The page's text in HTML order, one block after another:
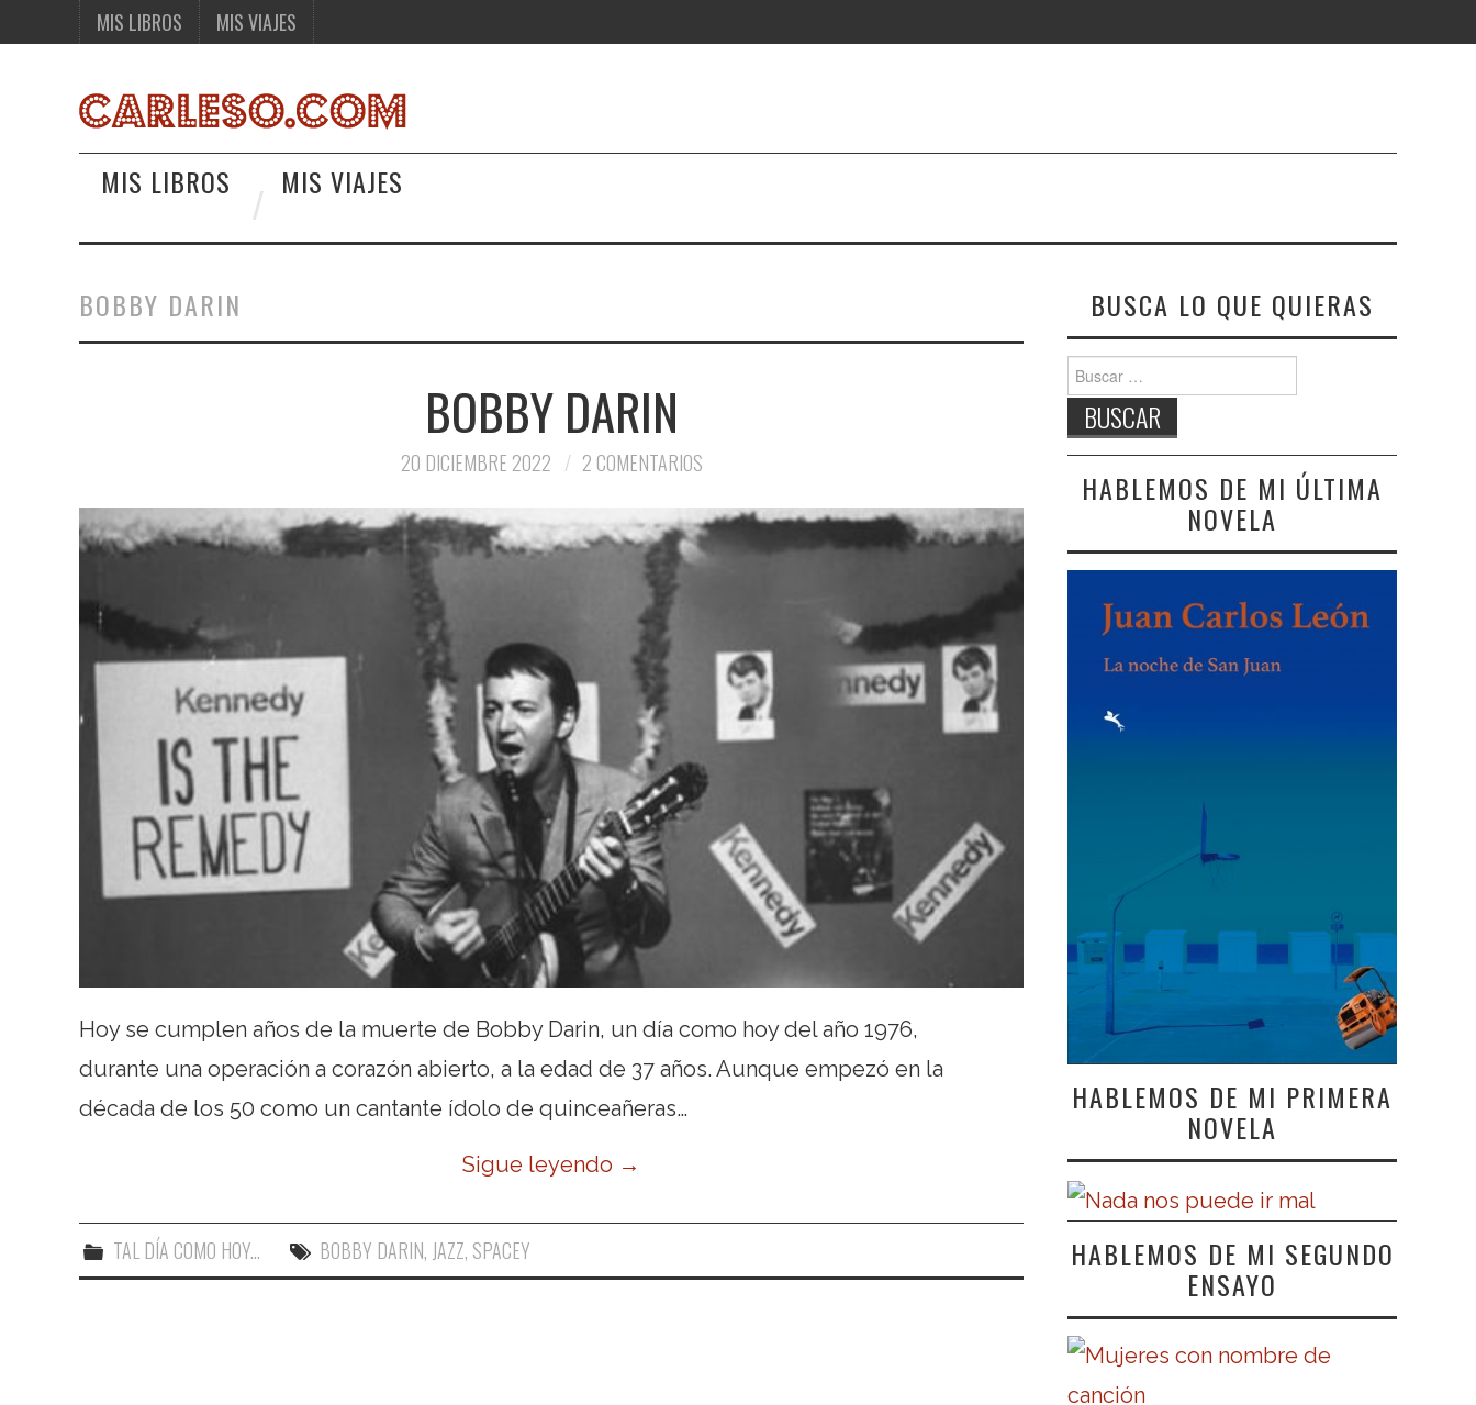
MIS LIBROS MIS VIAJES
MIS LIBROS MIS VIAJES
BOBBY DARIN
BOBBY DARIN
20 DICIEMBRE 2022 2 COMENTARIOS
Hoy se cumplen años de la muerte de Bobby Darin, un día como hoy del año 1976,
durante una operación a corazón abierto, a la edad de 37 años. Aunque empezó en la
década de los 50 como un cantante ídolo de quinceañeras…
Sigue leyendo →
TAL DÍA COMO HOY... BOBBY DARIN, JAZZ, SPACEY
BUSCA LO QUE QUIERAS
Buscar:
HABLEMOS DE MI ÚLTIMA
NOVELA
HABLEMOS DE MI PRIMERA
NOVELA
HABLEMOS DE MI SEGUNDO
ENSAYO